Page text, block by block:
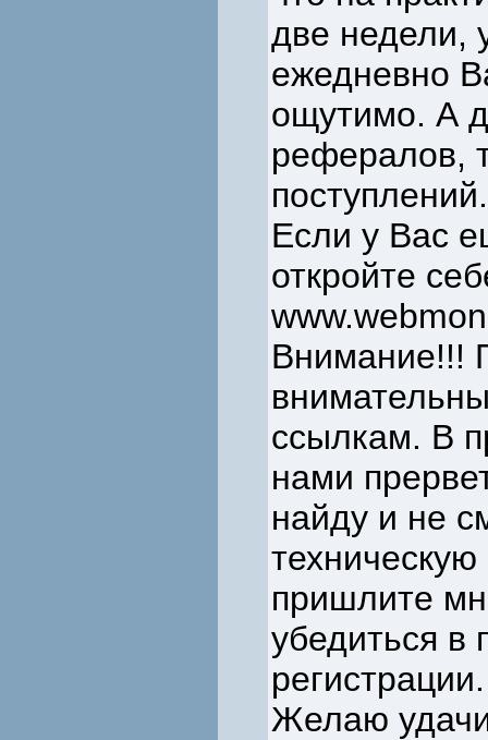
две недели,
ежедневно
ощутимо. А
рефералов,
поступлений.
Если у Вас
откройте
Внимание!!!
ссылкам. В
нами
найду и не
пришлите
убедиться в
регистрации.
Желаю